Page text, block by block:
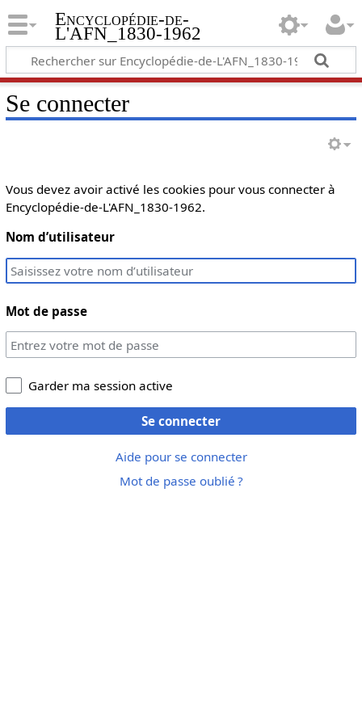
Encyclopédie-de-
L'AFN_1830-1962
Se connecter
Vous devez avoir activé les cookies pour vous connecter à
Encyclopédie-de-L'AFN_1830-1962.
Nom d’utilisateur
Mot de passe
Garder ma session active
Se connecter
Aide pour se connecter
Mot de passe oublié ?